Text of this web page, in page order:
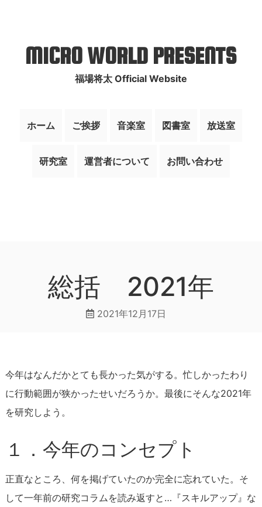
MICRO WORLD PRESENTS
福場将太 Official Website
ホーム ご挨拶 音楽室 図書室 放送室
研究室 運営者について お問い合わせ
総括 2021年
2021年12月17日
今年はなんだかとても長かった気がする。忙しかったわり
に行動範囲が狭かったせいだろうか。最後にそんな2021年
を研究しよう。
１．今年のコンセプト
正直なところ、何を掲げていたのか完全に忘れていた。そ
して一年前の研究コラムを読み返すと…『スキルアップ』な